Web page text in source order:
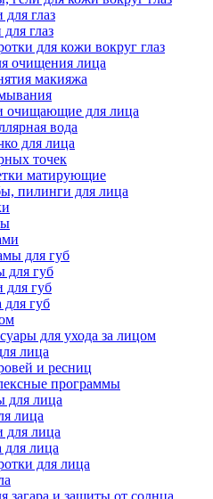
глаз
глаз
для кожи вокруг глаз
очищения лица
макияжа
очищающие для лица
вода
для лица
точек
матирующие
пилинги для лица
для губ
для губ
для губ
губ
для ухода за лицом
лица
и ресниц
программы
для лица
лица
для лица
для лица
для лица
загара и защиты от солнца